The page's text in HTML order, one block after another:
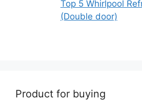
Top 5 Whirlpool
(Double door)
Product for buying